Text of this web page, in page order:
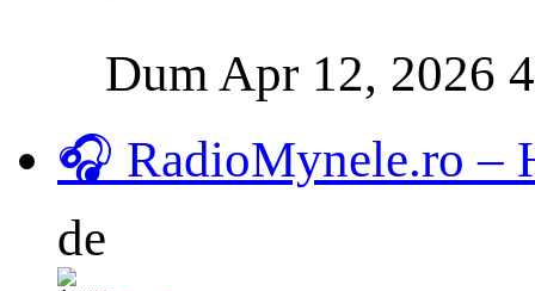
Dum Apr 12, 2026
🎧 RadioMynele.ro –
de